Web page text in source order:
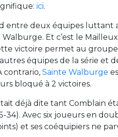
ici.
entre deux équipes luttant
Et c’est le
victoire permet au
équipes de la série et
contrario, Sainte Walburge
bloqué à 2 victoires.
déjà dite tant Comblain
34). Avec six joueurs en
et ses coéquipiers ne